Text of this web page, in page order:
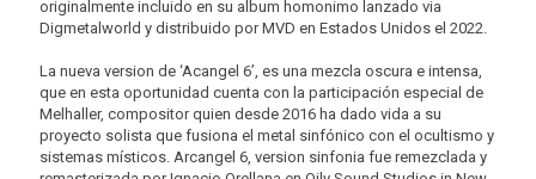
originalmente incluido en su album homonimo lanzado via
Digmetalworld y distribuido por MVD en Estados Unidos el 2022.
La nueva version de ‘Acangel 6’, es una mezcla oscura e intensa,
que en esta oportunidad cuenta con la participación especial de
Melhaller, compositor quien desde 2016 ha dado vida a su
proyecto solista que fusiona el metal sinfónico con el ocultismo y
sistemas místicos. Arcangel 6, version sinfonia fue remezclada y